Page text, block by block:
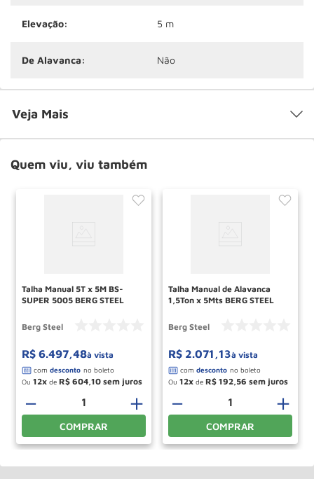
Elevação: 5 m
De Alavanca: Não
Veja Mais
Quem viu, viu também
Talha Manual 5T x 5M BS-
SUPER 5005 BERG STEEL
Berg Steel
R$ 6.497,48à vista
Ou 12 de R$ 604 10
＋
－
COMPRAR
Talha Manual de Alavanca
1,5Ton x 5Mts BERG STEEL
Berg Steel
R$ 2.071 ,13à vista
Ou 12 de R$ 192 56
＋
－
COMPRAR